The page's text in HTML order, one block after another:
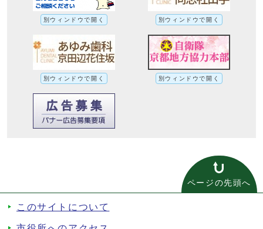
別ウィンドウで開く 別ウィンドウで開く
別ウィンドウで開く 別ウィンドウで開く
ページの先頭へ
このサイトについて